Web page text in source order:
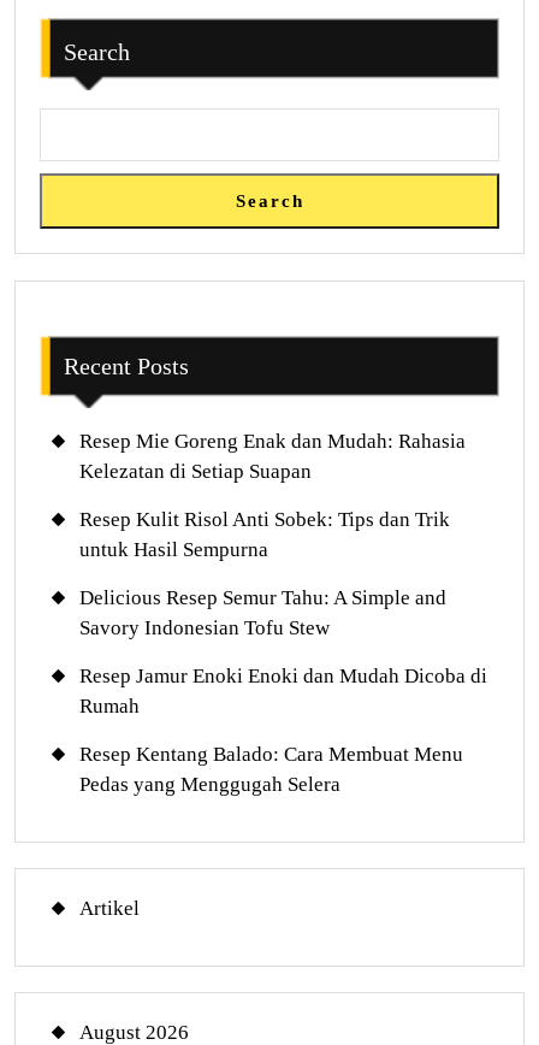
Search
Search
Recent Posts
Resep Mie Goreng Enak dan Mudah: Rahasia
Kelezatan di Setiap Suapan
Resep Kulit Risol Anti Sobek: Tips dan Trik
untuk Hasil Sempurna
Delicious Resep Semur Tahu: A Simple and
Savory Indonesian Tofu Stew
Resep Jamur Enoki Enoki dan Mudah Dicoba di
Rumah
Resep Kentang Balado: Cara Membuat Menu
Pedas yang Menggugah Selera
Artikel
August 2026